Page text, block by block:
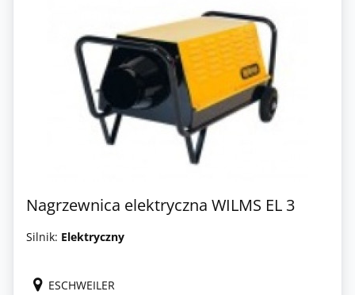
Nagrzewnica elektryczna WILMS EL 3
Silnik: Elektryczny
ESCHWEILER